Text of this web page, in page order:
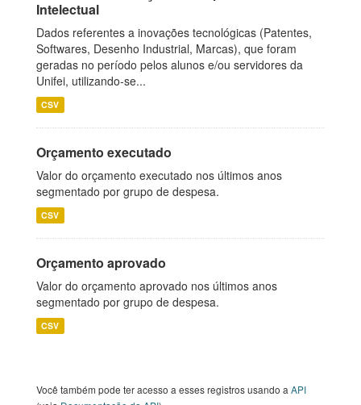
Intelectual
Dados referentes a inovações tecnológicas (Patentes,
Softwares, Desenho Industrial, Marcas), que foram
geradas no período pelos alunos e/ou servidores da
Unifei, utilizando-se...
CSV
Orçamento executado
Valor do orçamento executado nos últimos anos
segmentado por grupo de despesa.
CSV
Orçamento aprovado
Valor do orçamento aprovado nos últimos anos
segmentado por grupo de despesa.
CSV
Você também pode ter acesso a esses registros usando a API